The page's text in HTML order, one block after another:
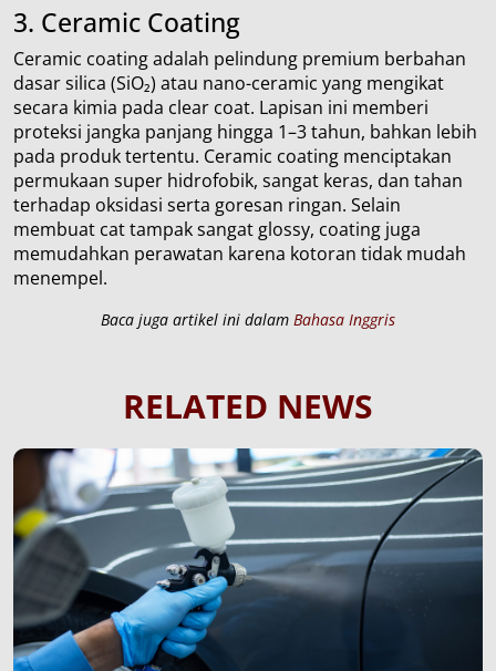
3. Ceramic Coating
Ceramic coating adalah pelindung premium berbahan
dasar silica (SiO₂) atau nano-ceramic yang mengikat
secara kimia pada clear coat. Lapisan ini memberi
proteksi jangka panjang hingga 1–3 tahun, bahkan lebih
pada produk tertentu. Ceramic coating menciptakan
permukaan super hidrofobik, sangat keras, dan tahan
terhadap oksidasi serta goresan ringan. Selain
membuat cat tampak sangat glossy, coating juga
memudahkan perawatan karena kotoran tidak mudah
menempel.
Baca juga artikel ini dalam Bahasa Inggris
RELATED NEWS